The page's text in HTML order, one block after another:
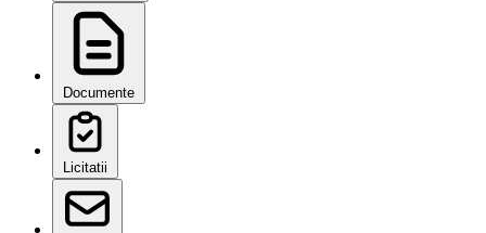
Documente
Licitatii